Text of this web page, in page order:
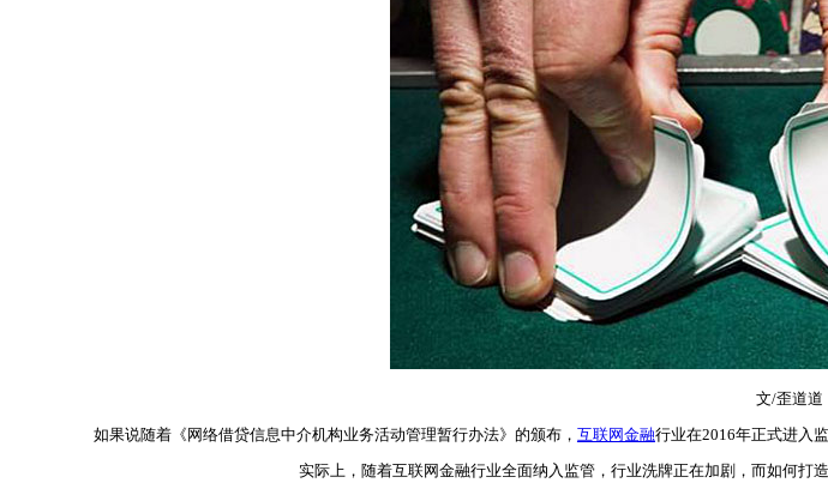
文/歪道道
如果说随着《网络借贷信息中介机构业务活动管理暂行办法》的颁布， 互联网金融行业在2016年正式进入
实际上，随着互联网金融行业全面纳入监管，行业洗牌正在加剧，而如何打造